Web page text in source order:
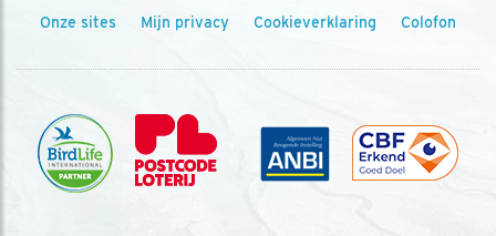
Onze sites Mijn privacy Cookieverklaring Colofon